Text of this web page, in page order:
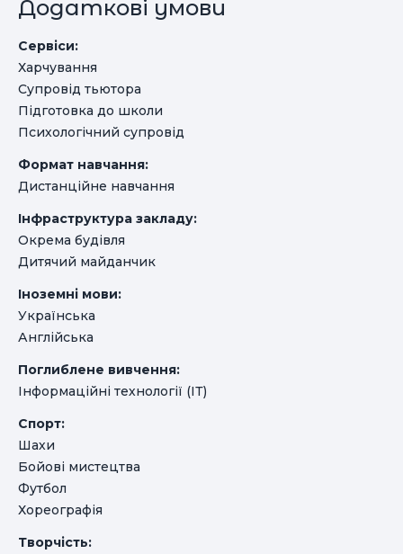
Додаткові умови
Сервіси:
Харчування
Супровід тьютора
Підготовка до школи
Психологічний супровід
Формат навчання:
Дистанційне навчання
Інфраструктура закладу:
Окрема будівля
Дитячий майданчик
Іноземні мови:
Українська
Англійська
Поглиблене вивчення:
Інформаційні технології (ІТ)
Спорт:
Шахи
Бойові мистецтва
Футбол
Хореографія
Творчість: